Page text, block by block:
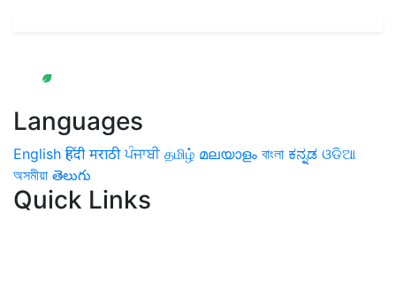
Languages
English हिंदी मराठी ਪੰਜਾਬੀ தமிழ் മലയാളം বাংলা ಕನ್ನಡ ଓଡିଆ
অসমীয়া తెలుగు
Quick Links